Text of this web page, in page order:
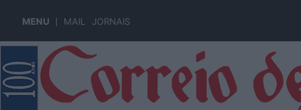
MENU MAIL JORNAIS